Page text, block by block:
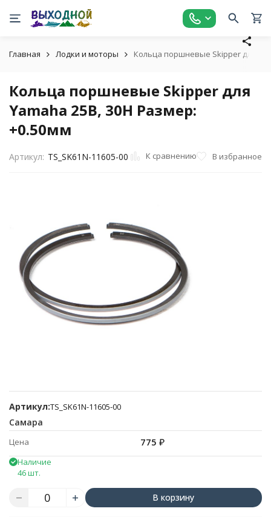
Главная Лодки и моторы Кольца поршневые Skipper для
Кольца поршневые Skipper для
Yamaha 25B, 30H Размер:
+0.50мм
Артикул: TS_SK61N-11605-00 К сравнению В избранное
Артикул:TS_SK61N-11605-00
Самара
Цена 775 ₽
Наличие
46 шт.
В корзину